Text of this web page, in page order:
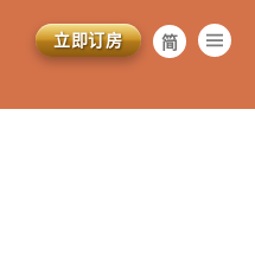
简
EN
立即订房